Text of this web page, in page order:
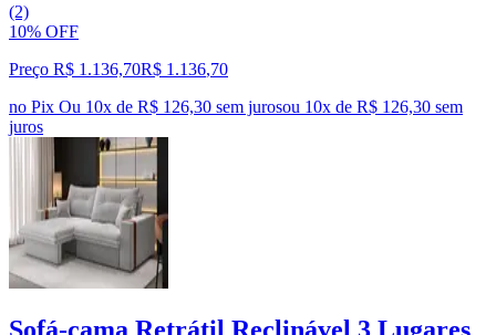
(2)
10% OFF
Preço R$ 1.136,70R$ 1.136,70
no Pix Ou 10x de R$ 126,30 sem jurosou 10x de R$ 126,30 sem
juros
Sofá-cama Retrátil Reclinável 3 Lugares